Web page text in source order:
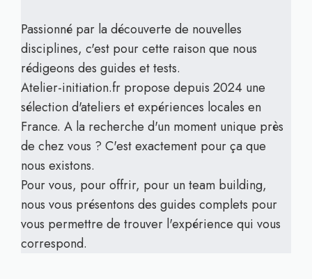
Passionné par la découverte de nouvelles
disciplines, c'est pour cette raison que nous
rédigeons des guides et tests.
Atelier-initiation.fr propose depuis 2024 une
sélection d'ateliers et expériences locales en
France. A la recherche d'un moment unique près
de chez vous ? C'est exactement pour ça que
nous existons.
Pour vous, pour offrir, pour un team building,
nous vous présentons des guides complets pour
vous permettre de trouver l'expérience qui vous
correspond.